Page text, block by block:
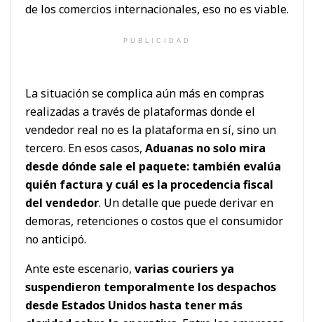
de los comercios internacionales, eso no es viable.
PUBLICIDAD
La situación se complica aún más en compras
realizadas a través de plataformas donde el
vendedor real no es la plataforma en sí, sino un
tercero. En esos casos, Aduanas no solo mira
desde dónde sale el paquete: también evalúa
quién factura y cuál es la procedencia fiscal
del vendedor. Un detalle que puede derivar en
demoras, retenciones o costos que el consumidor
no anticipó.
Ante este escenario, varias couriers ya
suspendieron temporalmente los despachos
desde Estados Unidos hasta tener más